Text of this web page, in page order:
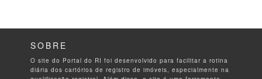
SOBRE
O site do Portal do RI foi desenvolvido para facilitar a rotina
diária dos cartórios de registro de imóveis, especialmente na